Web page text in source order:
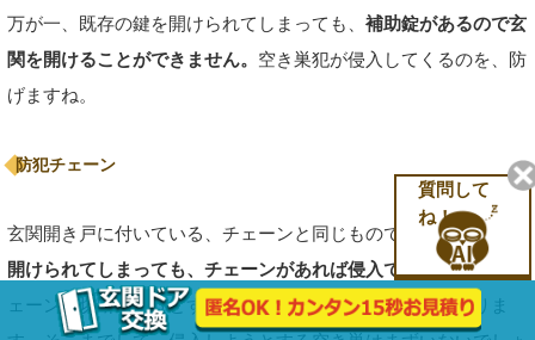
万が一、既存の鍵を開けられてしまっても、 補助錠があるので玄
関を開けることができません。 空き巣犯が侵入してくるのを、防
げますね。
防犯チェーン
玄関開き戸に付いている、チェーンと同じものです。 玄関の鍵を
開けられてしまっても、チェーンがあれば侵入できませんね。
ェーンを切断しようとすれば、それなりの機材が必要になりま
質問して
ね！